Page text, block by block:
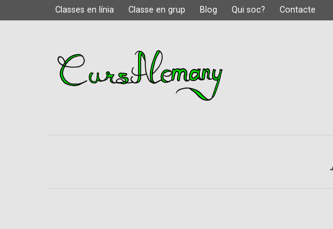
Classes en línia Classe en grup Blog Qui soc? Contacte